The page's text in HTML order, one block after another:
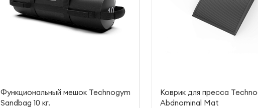
Функциональный мешок Technogym
Sandbag 10 кг.
Коврик для пресса
Abdnominal Mat